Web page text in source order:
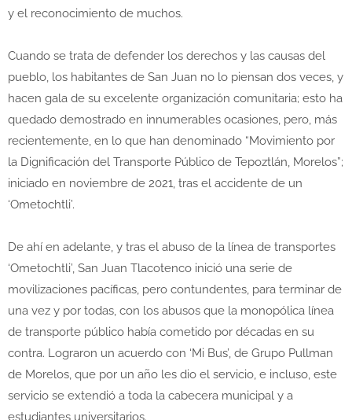
y el reconocimiento de muchos.
Cuando se trata de defender los derechos y las causas del
pueblo, los habitantes de San Juan no lo piensan dos veces, y
hacen gala de su excelente organización comunitaria; esto ha
quedado demostrado en innumerables ocasiones, pero, más
recientemente, en lo que han denominado “Movimiento por
la Dignificación del Transporte Público de Tepoztlán, Morelos”;
iniciado en noviembre de 2021, tras el accidente de un
‘Ometochtli’.
De ahí en adelante, y tras el abuso de la línea de transportes
‘Ometochtli’, San Juan Tlacotenco inició una serie de
movilizaciones pacíficas, pero contundentes, para terminar de
una vez y por todas, con los abusos que la monopólica línea
de transporte público había cometido por décadas en su
contra. Lograron un acuerdo con ‘Mi Bus’, de Grupo Pullman
de Morelos, que por un año les dio el servicio, e incluso, este
servicio se extendió a toda la cabecera municipal y a